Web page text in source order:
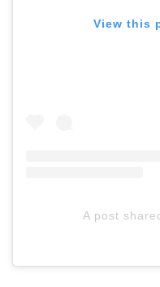
View this
A post